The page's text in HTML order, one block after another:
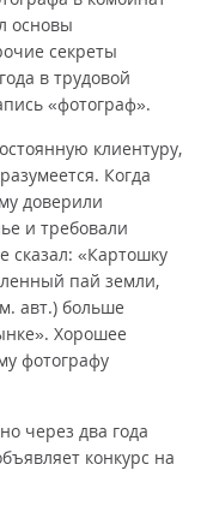
основы
секреты
в трудовой
«фотограф».
клиентуру,
Когда
доверили
и требовали
сказал: «Картошку
пай земли,
авт.) больше
Хорошее
фотографу
через два года
конкурс на